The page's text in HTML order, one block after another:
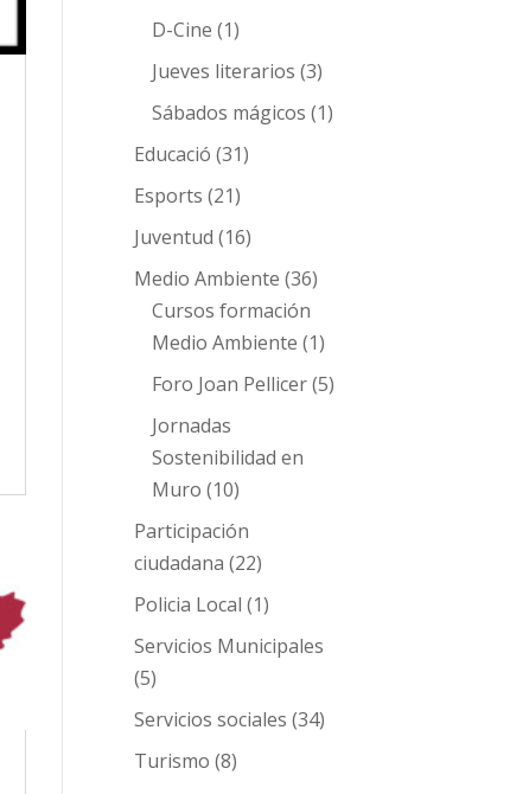
D-Cine (1)
Jueves literarios (3)
Sábados mágicos (1)
Educació (31)
Esports (21)
Juventud (16)
Medio Ambiente (36)
Cursos formación
Medio Ambiente (1)
Foro Joan Pellicer(5)
Jornadas
Sostenibilidad en
Muro (10)
Participación
ciudadana (22)
Policia Local (1)
Servicios Municipales
(5)
Servicios sociales (34)
Turismo (8)